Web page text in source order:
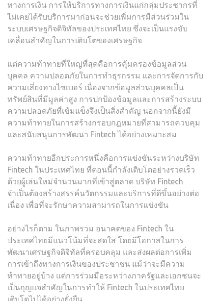
ทางการเงิน การให้บริการทางการเงินแก่กลุ่มประชากรที่
ไม่เคยได้รับบริการมาก่อนจะช่วยเพิ่มการมีส่วนร่วมใน
ระบบเศรษฐกิจดิจิทัลของประเทศไทย ซึ่งจะเป็นแรงขับ
เคลื่อนสำคัญในการเติบโตของเศรษฐกิจ
แต่ความท้าทายที่ใหญ่ที่สุดคือการคุ้มครองข้อมูลส่วน
บุคคล ความปลอดภัยในการทำธุรกรรม และการจัดการกับ
ความเสี่ยงทางไซเบอร์ เนื่องจากข้อมูลส่วนบุคคลเป็น
ทรัพย์สินที่มีมูลค่าสูง การปกป้องข้อมูลและการสร้างระบบ
ความปลอดภัยที่เข้มแข็งจึงเป็นสิ่งสำคัญ นอกจากนี้ยังมี
ความท้าทายในการสร้างกรอบกฎหมายที่สามารถควบคุม
และสนับสนุนการพัฒนา Fintech ได้อย่างเหมาะสม
ความท้าทายอีกประการหนึ่งคือการแข่งขันระหว่างบริษัท
Fintech ในประเทศไทย ที่ตอนนี้กำลังเติบโตอย่างรวดเร็ว
ด้วยผู้เล่นใหม่จำนวนมากที่เข้าสู่ตลาด บริษัท Fintech
จำเป็นต้องสร้างสรรค์นวัตกรรมและบริการที่ดีขึ้นอย่างต่อ
เนื่อง เพื่อที่จะรักษาความสามารถในการแข่งขัน
อย่างไรก็ตาม ในภาพรวม อนาคตของ Fintech ใน
ประเทศไทยมีแนวโน้มที่จะสดใส โดยมีโอกาสในการ
พัฒนาเศรษฐกิจดิจิทัลที่ครอบคลุม และส่งผลต่อการเพิ่ม
การเข้าถึงทางการเงินของประชาชน แม้ว่าจะมีความ
ท้าทายอยู่บ้าง แต่การร่วมมือระหว่างภาครัฐและเอกชนจะ
เป็นกุญแจสำคัญในการทำให้ Fintech ในประเทศไทย